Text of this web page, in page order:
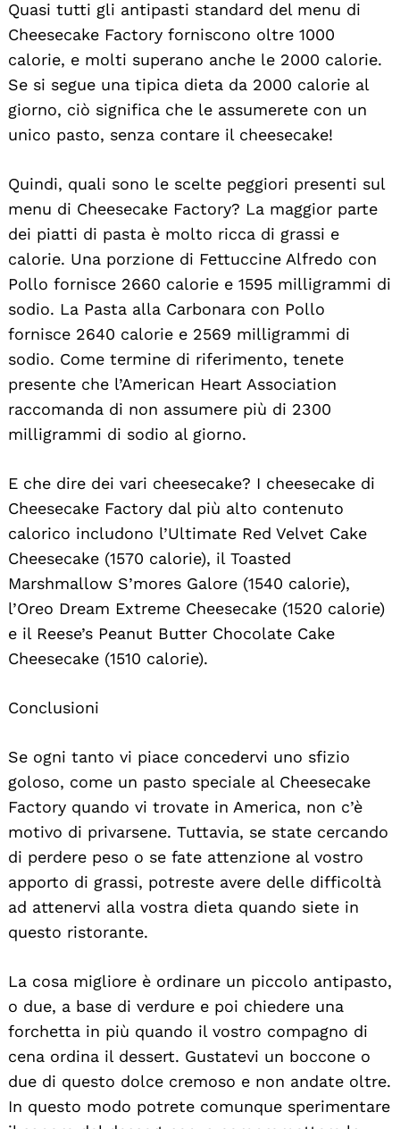
Quasi tutti gli antipasti standard del menu di
Cheesecake Factory forniscono oltre 1000
calorie, e molti superano anche le 2000 calorie.
Se si segue una tipica dieta da 2000 calorie al
giorno, ciò significa che le assumerete con un
unico pasto, senza contare il cheesecake!
Quindi, quali sono le scelte peggiori presenti sul
menu di Cheesecake Factory? La maggior parte
dei piatti di pasta è molto ricca di grassi e
calorie. Una porzione di Fettuccine Alfredo con
Pollo fornisce 2660 calorie e 1595 milligrammi di
sodio. La Pasta alla Carbonara con Pollo
fornisce 2640 calorie e 2569 milligrammi di
sodio. Come termine di riferimento, tenete
presente che l’American Heart Association
raccomanda di non assumere più di 2300
milligrammi di sodio al giorno.
E che dire dei vari cheesecake? I cheesecake di
Cheesecake Factory dal più alto contenuto
calorico includono l’Ultimate Red Velvet Cake
Cheesecake (1570 calorie), il Toasted
Marshmallow S’mores Galore (1540 calorie),
l’Oreo Dream Extreme Cheesecake (1520 calorie)
e il Reese’s Peanut Butter Chocolate Cake
Cheesecake (1510 calorie).
Conclusioni
Se ogni tanto vi piace concedervi uno sfizio
goloso, come un pasto speciale al Cheesecake
Factory quando vi trovate in America, non c’è
motivo di privarsene. Tuttavia, se state cercando
di perdere peso o se fate attenzione al vostro
apporto di grassi, potreste avere delle difficoltà
ad attenervi alla vostra dieta quando siete in
questo ristorante.
La cosa migliore è ordinare un piccolo antipasto,
o due, a base di verdure e poi chiedere una
forchetta in più quando il vostro compagno di
cena ordina il dessert. Gustatevi un boccone o
due di questo dolce cremoso e non andate oltre.
In questo modo potrete comunque sperimentare